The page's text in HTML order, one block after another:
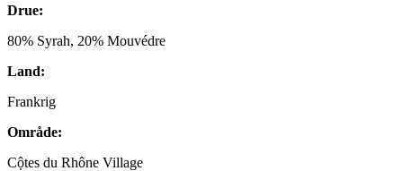
Rhône
Frankrig
Drue:
80% Syrah, 20% Mouvédre
Land:
Frankrig
Område:
Cộtes du Rhône Village